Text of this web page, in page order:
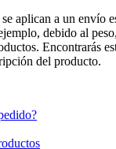
aplican a un envío
debido al
Encontrarás
del producto.